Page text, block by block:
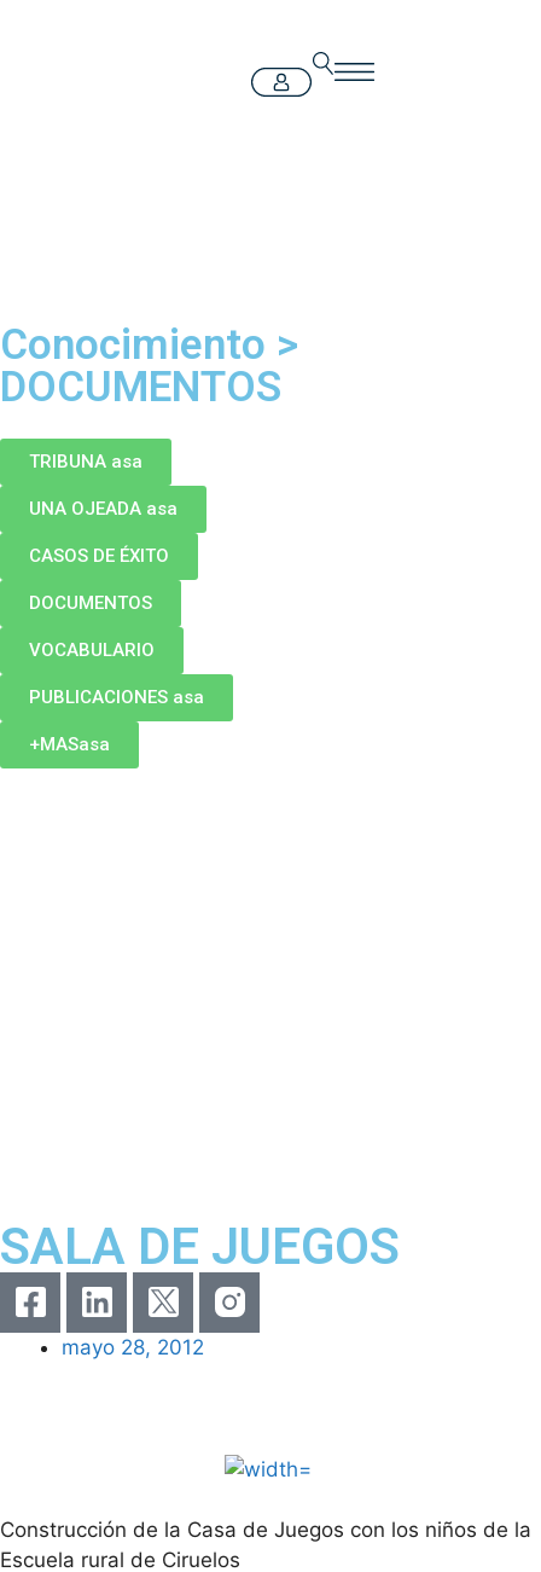
Conocimiento >
DOCUMENTOS
TRIBUNA asa
UNA OJEADA asa
CASOS DE ÉXITO
DOCUMENTOS
VOCABULARIO
PUBLICACIONES asa
+MASasa
SALA DE JUEGOS
mayo 28, 2012
Construcción de la Casa de Juegos con los niños de la
Escuela rural de Ciruelos